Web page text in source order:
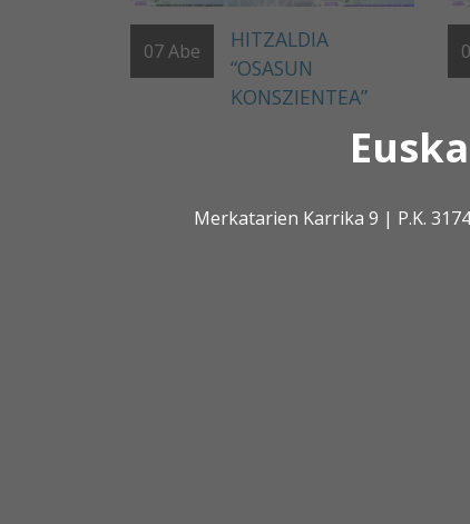
Merkatarien Karrika 9 | P.K.
07Abe
HITZALDIA
“OSASUN
KONSZIENTEA”